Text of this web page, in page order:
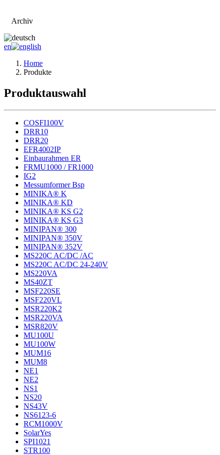
Archiv
en
Home
Produkte
Produktauswahl
COSFI100V
DRR10
DRR20
EFR4002IP
Einbaurahmen ER
FRMU1000 / FR1000
IG2
Messumformer Bsp
MINIKA® K
MINIKA® KD
MINIKA® KS G2
MINIKA® KS G3
MINIPAN® 300
MINIPAN® 350V
MINIPAN® 352V
MS220C AC/DC /AC
MS220C AC/DC 24-240V
MS220VA
MS40ZT
MSF220SE
MSF220VL
MSR220K2
MSR220VA
MSR820V
MU100U
MU100W
MUM16
MUM8
NE1
NE2
NS1
NS20
NS43V
NS6123-6
RCM1000V
SolarYes
SPI1021
STR100